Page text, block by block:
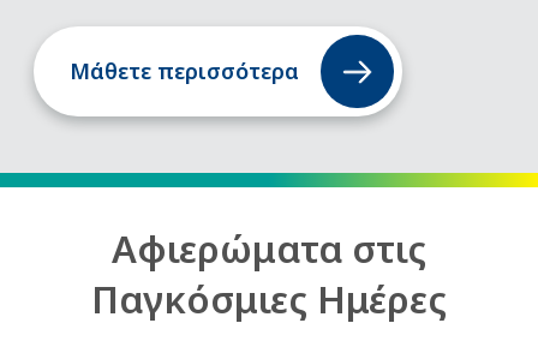
Μάθετε περισσότερα
Αφιερώματα στις
Παγκόσμιες Ημέρες